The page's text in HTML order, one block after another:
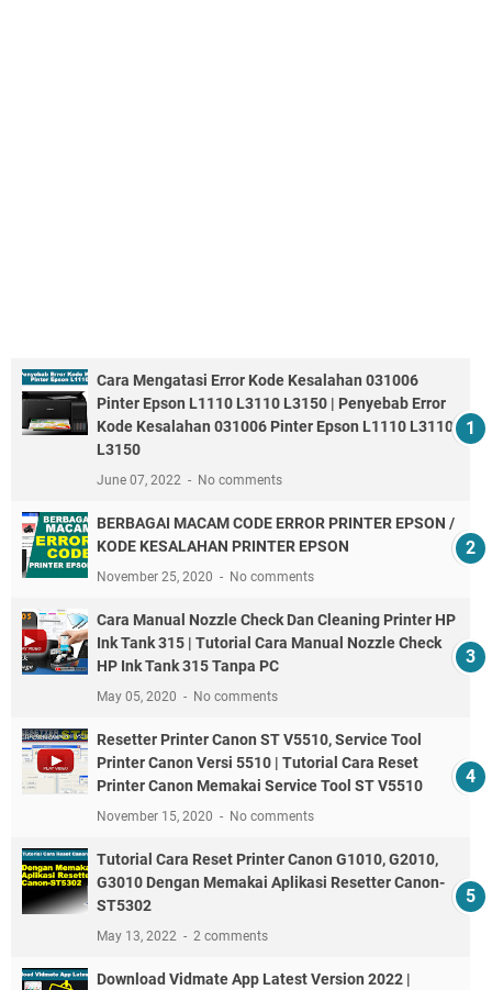
Cara Mengatasi Error Kode Kesalahan 031006
Pinter Epson L1110 L3110 L3150 | Penyebab Error
Kode Kesalahan 031006 Pinter Epson L1110 L3110
L3150
June 07, 2022 No comments
BERBAGAI MACAM CODE ERROR PRINTER EPSON /
KODE KESALAHAN PRINTER EPSON
November 25, 2020 No comments
Cara Manual Nozzle Check Dan Cleaning Printer HP
Ink Tank 315 | Tutorial Cara Manual Nozzle Check
HP Ink Tank 315 Tanpa PC
May 05, 2020 No comments
Resetter Printer Canon ST V5510, Service Tool
Printer Canon Versi 5510 | Tutorial Cara Reset
Printer Canon Memakai Service Tool ST V5510
November 15, 2020 No comments
Tutorial Cara Reset Printer Canon G1010, G2010,
G3010 Dengan Memakai Aplikasi Resetter Canon-
ST5302
May 13, 2022 2 comments
Download Vidmate App Latest Version 2022 |